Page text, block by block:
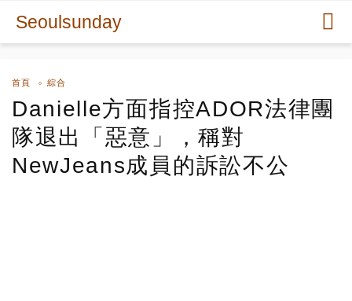
Seoulsunday
首頁 綜合
Danielle方面指控ADOR法律團
隊退出「惡意」，稱對
NewJeans成員的訴訟不公